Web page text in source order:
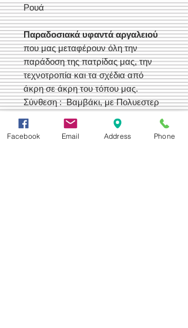
Ρουά
Παραδοσιακά υφαντά αργαλειού
που μας μεταφέρουν όλη την
παράδοση της πατρίδας μας, την
τεχνοτροπία και τα σχέδια από
άκρη σε άκρη του τόπου μας.
Σύνθεση : Βαμβάκι, με Πολυεστερ
Ελληνικής Παραγωγής
Facebook Email Address Phone